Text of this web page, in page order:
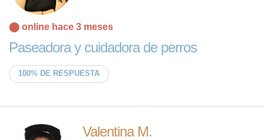
⬤ online hace 3 meses
Paseadora y cuidadora de perros
100% DE RESPUESTA
Valentina M.